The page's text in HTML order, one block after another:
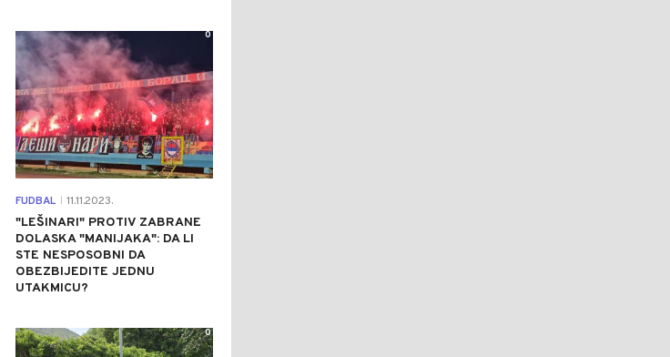
FUDBAL 11.11.2023.
"LEŠINARI" PROTIV ZABRANE
DOLASKA "MANIJAKA": DA LI
STE NESPOSOBNI DA
OBEZBIJEDITE JEDNU
UTAKMICU?
0
0